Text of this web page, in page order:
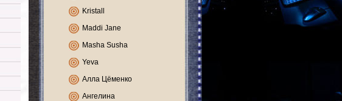
Kristall
Maddi Jane
Masha Susha
Yeva
Алла Цёменко
Ангелина